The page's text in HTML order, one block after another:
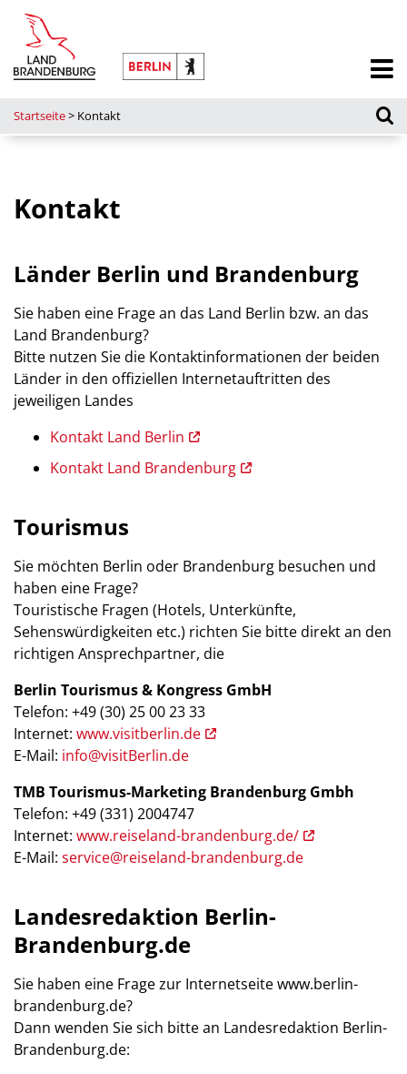
Startseite> Kontakt
Kontakt
Länder Berlin und Brandenburg
Sie haben eine Frage an das Land Berlin bzw. an das
Land Brandenburg?
Bitte nutzen Sie die Kontaktinformationen der beiden
Länder in den offiziellen Internetauftritten des
jeweiligen Landes
Kontakt Land Berlin
Kontakt Land Brandenburg
Tourismus
Sie möchten Berlin oder Brandenburg besuchen und
haben eine Frage?
Touristische Fragen (Hotels, Unterkünfte,
Sehenswürdigkeiten etc.) richten Sie bitte direkt an den
richtigen Ansprechpartner, die
Berlin Tourismus & Kongress GmbH
Telefon: +49 (30) 25 00 23 33
Internet: www.visitberlin.de
E-Mail: info@visitBerlin.de
TMB Tourismus-Marketing Brandenburg Gmbh
Telefon: +49 (331) 2004747
Internet: www.reiseland-brandenburg.de/
E-Mail: service‎@‎reiseland-brandenburg.de
Landesredaktion Berlin-
Brandenburg.de
Sie haben eine Frage zur Internetseite www.berlin-
brandenburg.de?
Dann wenden Sie sich bitte an Landesredaktion Berlin-
Brandenburg.de: